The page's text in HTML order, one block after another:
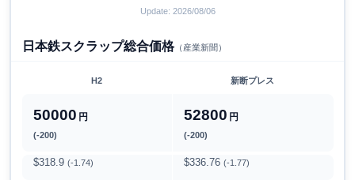
Update: 2026/08/06
日本鉄スクラップ総合価格（産業新聞）
H2 新断プレス
50000 円
(-200)
52800 円
(-200)
$318.9 (-1.74) $336.76 (-1.77)